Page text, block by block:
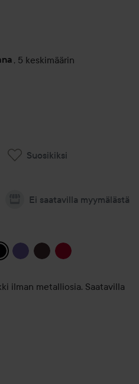
, 5 keskimäärin
Suosikiksi
Ei saatavilla myymälästä
ilman metalliosia. Saatavilla